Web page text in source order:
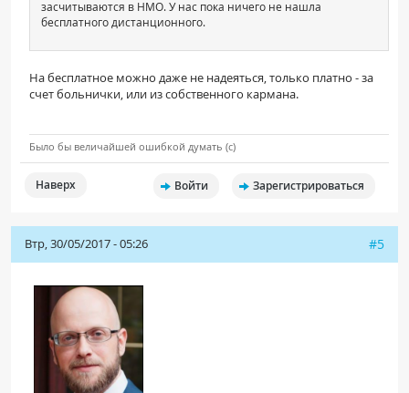
засчитываются в НМО. У нас пока ничего не нашла
бесплатного дистанционного.
На бесплатное можно даже не надеяться, только платно - за
счет больнички, или из собственного кармана.
Было бы величайшей ошибкой думать (с)
Наверх Войти Зарегистрироваться
Втр, 30/05/2017 - 05:26 #5